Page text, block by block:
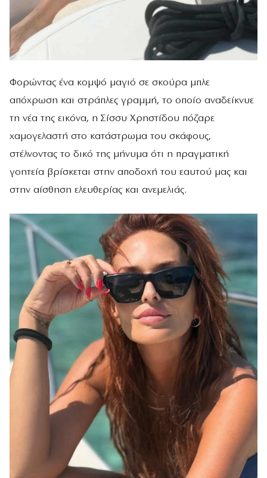
Φορώντας ένα κομψό μαγιό σε σκούρα μπλε
απόχρωση και στράπλες γραμμή, το οποίο αναδείκνυε
τη νέα της εικόνα, η Σίσσυ Χρηστίδου πόζαρε
χαμογελαστή στο κατάστρωμα του σκάφους,
στέλνοντας το δικό της μήνυμα ότι η πραγματική
γοητεία βρίσκεται στην αποδοχή του εαυτού μας και
στην αίσθηση ελευθερίας και ανεμελιάς.